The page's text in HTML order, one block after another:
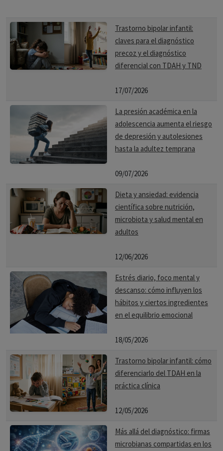
Trastorno bipolar infantil:
claves para el diagnóstico
precoz y el diagnóstico
diferencial con TDAH y TND
17/07/2026
La presión académica en la
adolescencia aumenta el riesgo
de depresión y autolesiones
hasta la adultez temprana
09/07/2026
Dieta y ansiedad: evidencia
científica sobre nutrición,
microbiota y salud mental en
adultos
12/06/2026
Estrés diario, foco mental y
descanso: cómo influyen los
hábitos y ciertos ingredientes
en el equilibrio emocional
18/05/2026
Trastorno bipolar infantil: cómo
diferenciarlo del TDAH en la
práctica clínica
12/05/2026
Más allá del diagnóstico: firmas
microbianas compartidas en los